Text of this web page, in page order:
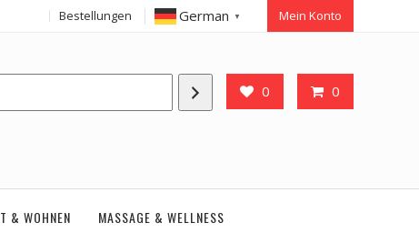
Bestellungen German ▼ Mein Konto
0 0
& WOHNEN MASSAGE & WELLNESS